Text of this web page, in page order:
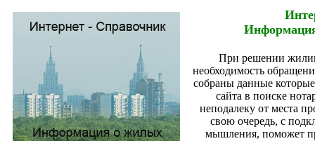
При решении
необходимость
собраны данные
сайта в поиске
неподалеку от места
свою очередь, с
мышления, поможет